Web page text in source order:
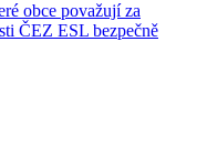
obce považují za
ČEZ ESL bezpečně